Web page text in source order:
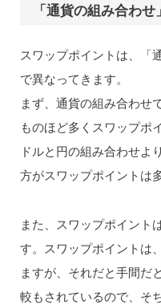
「通貨の組み合わ
スワップポイントは、「
で異なってきます。
まず、通貨の組み合わせ
ものほど多くスワップポ
ドルと円の組み合わせよ
方がスワップポイントは
また、スワップポイント
す。スワップポイントは
ますが、それだと手間だ
較もされているので、そ